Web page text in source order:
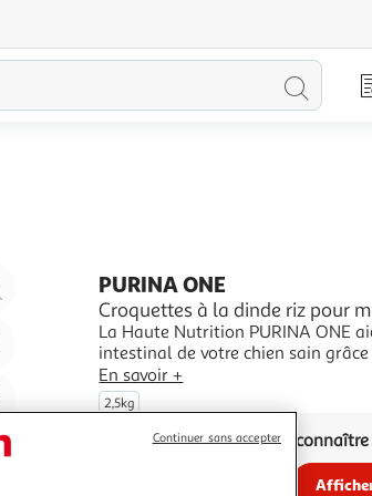
Agrandir
l'illustration
l'illustration
100
%
Partager
le
produit
PURINA ONE
Croquettes à la dinde riz pour
La Haute Nutrition PURINA ONE
intestinal de votre chien sain
présente dans les recettes.Avoir
est important pour soutenir la
naturelles et le bien-être général
En savoir +
2,5kg
Vous voulez
Continuer sans accepter